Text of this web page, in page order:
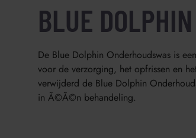
BLUE
De Blue Dolphin Onderhoudswas is
voor de verzorging, het opfrissen en
verwijderd de Blue Dolphin
in Ã©Ã©n behandeling.